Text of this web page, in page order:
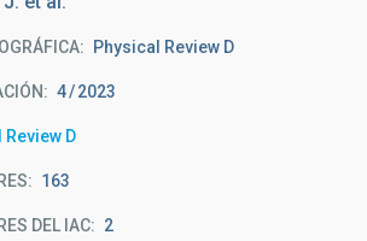
Physical Review D
4 2023
D
163
DEL IAC 2